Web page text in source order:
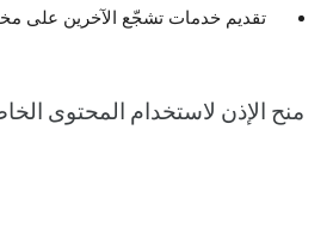
تقديم خدمات تشجّع الآخرين على
منح الإذن لاستخدام المحتوى